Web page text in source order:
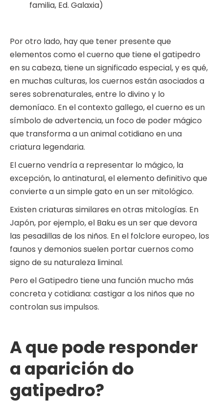
familia, Ed. Galaxia)
Por otro lado, hay que tener presente que
elementos como el cuerno que tiene el gatipedro
en su cabeza, tiene un significado especial, y es qué,
en muchas culturas, los cuernos están asociados a
seres sobrenaturales, entre lo divino y lo
demoníaco. En el contexto gallego, el cuerno es un
símbolo de advertencia, un foco de poder mágico
que transforma a un animal cotidiano en una
criatura legendaria.
El cuerno vendría a representar lo mágico, la
excepción, lo antinatural, el elemento definitivo que
convierte a un simple gato en un ser mitológico.
Existen criaturas similares en otras mitologías. En
Japón, por ejemplo, el Baku es un ser que devora
las pesadillas de los niños. En el folclore europeo, los
faunos y demonios suelen portar cuernos como
signo de su naturaleza liminal.
Pero el Gatipedro tiene una función mucho más
concreta y cotidiana: castigar a los niños que no
controlan sus impulsos.
A que pode responder
a aparición do
gatipedro?